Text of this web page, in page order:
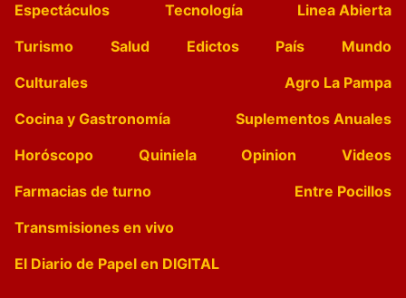
Espectáculos
Tecnología
Linea Abierta
Turismo
Salud Edictos País
Mundo
Culturales
Agro La Pampa
Cocina y Gastronomía
Suplementos Anuales
Horóscopo
Quiniela Opinion
Videos
Farmacias de turno
Entre Pocillos
Transmisiones en vivo
El Diario de Papel en DIGITAL